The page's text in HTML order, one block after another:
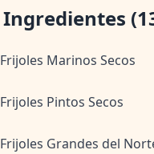
Ingredientes
Frijoles Marinos Secos
Frijoles Pintos Secos
Frijoles Grandes del